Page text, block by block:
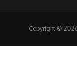
Copyright ©